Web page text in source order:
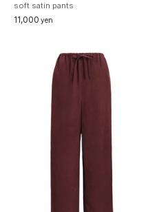
soft satin pants
11,000 yen